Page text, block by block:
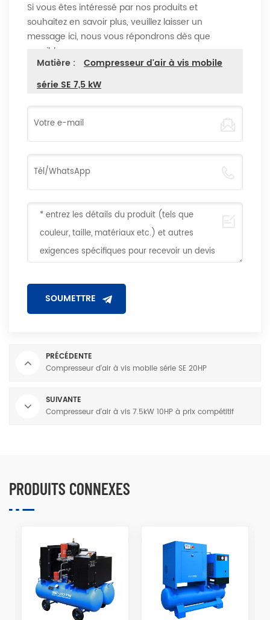
Si vous êtes intéressé par nos produits et
souhaitez en savoir plus, veuillez laisser un
message ici, nous vous répondrons dès que
possible
Matière :
Compresseur d'air à vis mobile
série SE 7,5 kW
PRÉCÉDENTE
Compresseur d'air à vis mobile série SE 20HP
SUIVANTE
Compresseur d'air à vis 7.5kW 10HP à prix compétitif
PRODUITS CONNEXES